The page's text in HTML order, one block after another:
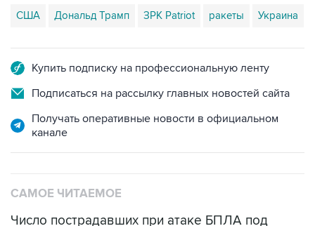
США Дональд Трамп ЗРК Patriot ракеты Украина
Купить подписку на профессиональную ленту
Подписаться на рассылку главных новостей сайта
Получать оперативные новости в официальном
канале
САМОЕ ЧИТАЕМОЕ
Число пострадавших при атаке БПЛА под